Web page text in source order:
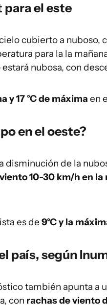
el este
cubierto a nuboso,
para la la
estará nubosa, con
y 17 °C de máxima en
en el oeste?
disminución de la
10-30 km/h en la
es de 9°C y la
país, según
también apunta a
con rachas de viento